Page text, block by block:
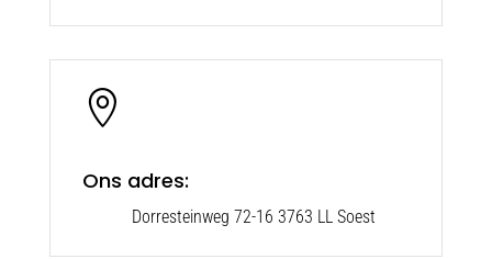

Ons adres:
Dorresteinweg 72-16 3763 LL Soest